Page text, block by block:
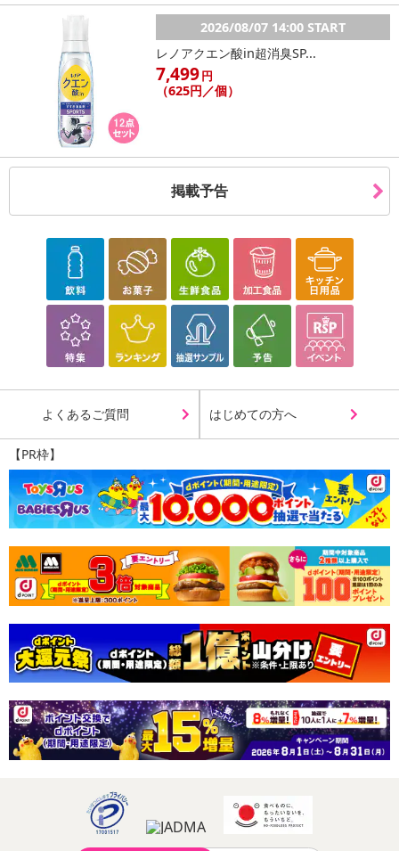
2026/08/07 14:00 START
レノアクエン酸in超消臭SP...
7,499円
（625円／個）
掲載予告
よくあるご質問 はじめての方へ
【PR枠】